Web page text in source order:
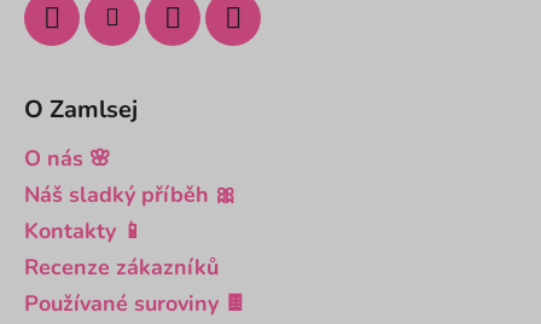
O Zamlsej
O nás 🌸
Náš sladký příběh 🎀
Kontakty 📱
Recenze zákazníků
Používané suroviny 🍫